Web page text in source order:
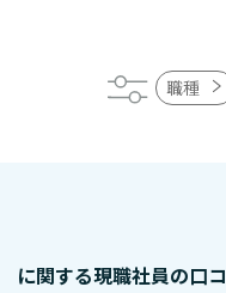
職種
に関する現職社員の口